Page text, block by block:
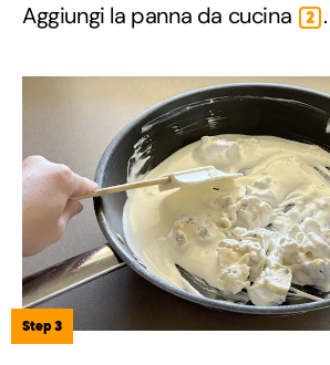
Aggiungi la panna da cucina 2 .
Step 3